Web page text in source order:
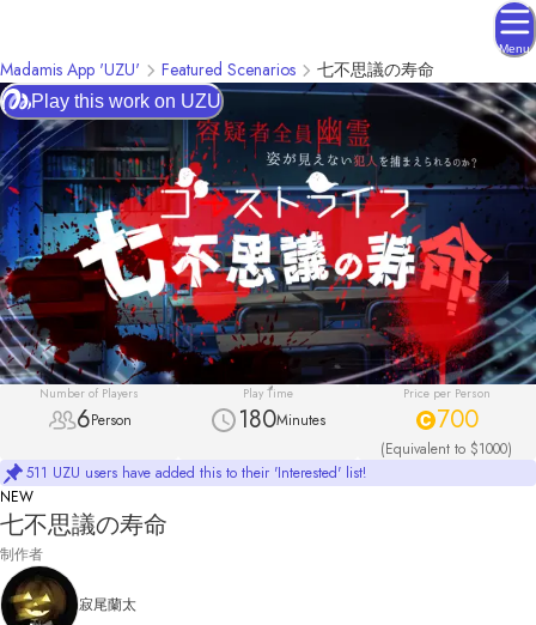
Menu
Madamis App 'UZU' Featured Scenarios 七不思議の寿命
Number of Players
6Person
Play Time
180Minutes
Price per Person
700
(Equivalent to $1000)
511 UZU users have added this to their 'Interested' list!
Play this work on UZU
NEW
七不思議の寿命
制作者
寂尾蘭太